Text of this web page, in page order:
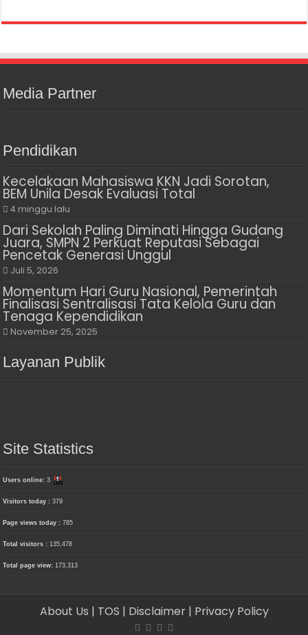
Media Partner
Pendidikan
Kecelakaan Mahasiswa KKN Jadi Sorotan,
BEM Unila Desak Evaluasi Total
4 minggu lalu
Dari Sekolah Paling Diminati Hingga Gudang
Juara, SMPN 2 Perkuat Reputasi Sebagai
Pencetak Generasi Unggul
Juli 5, 2026
Momentum Hari Guru Nasional, Pemerintah
Finalisasi Sentralisasi Tata Kelola Guru dan
Tenaga Kependidikan
November 25, 2025
Layanan Publik
Site Statistics
Users online:3
Visitors today :379
Page views today :785
Total visitors : 135,478
Total page view: 173,313
About Us | TOS | Disclaimer | Privacy Policy